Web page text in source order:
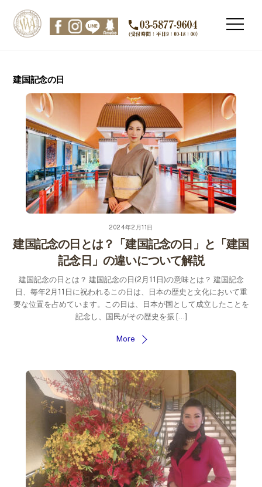
content
Menu
建国記念の日
2024年2月11日
建国記念の日とは？「建国記念の日」と「建国
記念日」の違いについて解説
建国記念の日とは？ 建国記念の日(2月11日)の意味とは？ 建国記念
日、毎年2月11日に祝われるこの日は、日本の歴史と文化において重
要な位置を占めています。この日は、日本が国として成立したことを
記念し、国民がその歴史を振 […]
More